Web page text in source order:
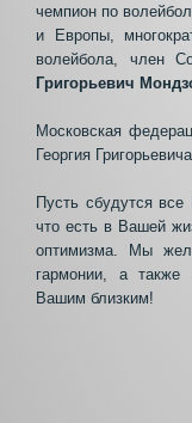
чемпион по
и Европы,
волейбола, член
Григорьевич
Московская
Георгия
Пусть сбудутся
что есть в Вашей
оптимизма. Мы
гармонии, а
Вашим близким!